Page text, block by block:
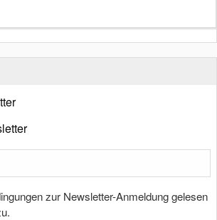
zur Newsletter-Anmeldung gelesen